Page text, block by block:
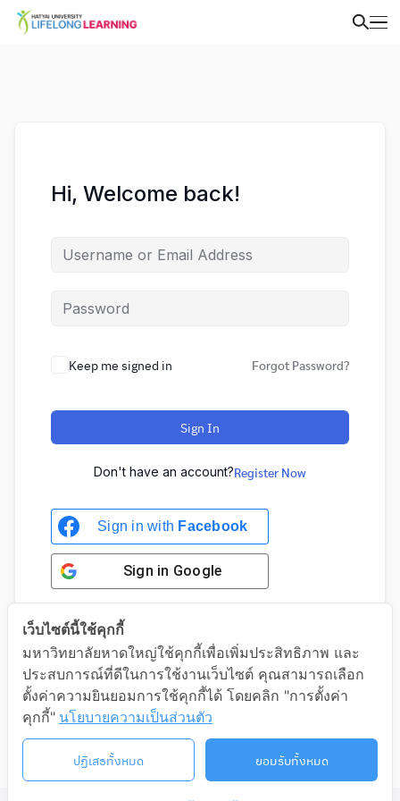
Hi, Welcome back!
Keep me signed in Forgot Password?
Sign In
Don't have an account?Register Now
Sign in with Facebook
Sign in Google
Sign in with Google
เว็บไซต์นี้ใช้คุกกี้
มหาวิทยาลัยหาดใหญ่ใช้คุกกี้เพื่อเพิ่มประสิทธิภาพ และ
ประสบการณ์ที่ดีในการใช้งานเว็บไซต์ คุณสามารถเลือก
ตั้งค่าความยินยอมการใช้คุกกี้ได้ โดยคลิก "การตั้งค่า
คุกกี้" นโยบายความเป็นส่วนตัว
ปฏิเสธทั้งหมด ยอมรับทั้งหมด